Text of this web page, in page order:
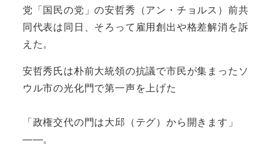
党「国民の党」の安哲秀（アン・チョルス）前共
同代表は同日、そろって雇用創出や格差解消を訴
えた。
安哲秀氏は朴前大統領の抗議で市民が集まったソ
ウル市の光化門で第一声を上げた
「政権交代の門は大邱（テグ）から開きます」
――。